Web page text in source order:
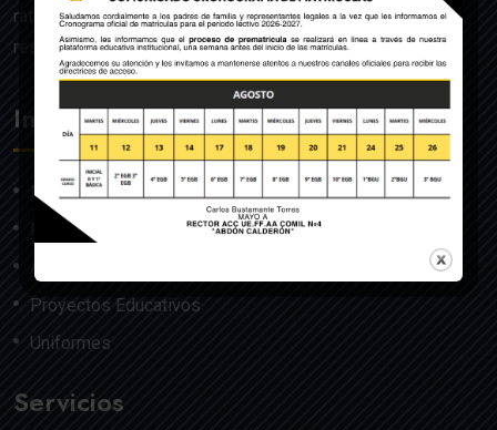
ratificado por el Ministerio de Educación mediante
resolución Nro. 608 del 29 de julio de 1992.
Institución
Nosotros
Misión y Visión
Proyectos Educativos
Uniformes
Servicios